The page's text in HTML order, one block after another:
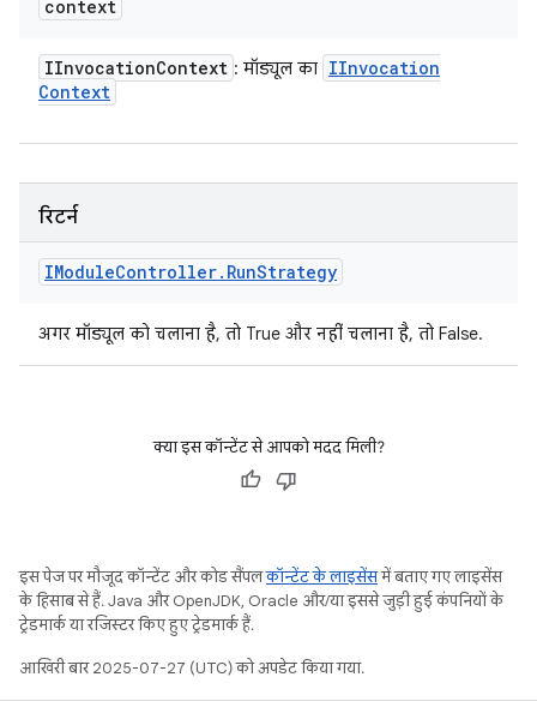
context
IInvocationContext : मॉड्यूल का IInvocation
Context
रिटर्न
IModuleController. RunStrategy
अगर मॉड्यूल को चलाना है, तो True और नहीं चलाना है, तो False.
क्या इस कॉन्टेंट से आपको मदद मिली?
इस पेज पर मौजूद कॉन्टेंट और कोड सैंपलकॉन्टेंट के लाइसेंसमें बताए गए लाइसेंस
के हिसाब से हैं. Java और OpenJDK, Oracle और/या इससे जुड़ी हुई कंपनियों के
ट्रेडमार्क या रजिस्टर किए हुए ट्रेडमार्क हैं.
आखिरी बार 2025-07-27 (UTC) को अपडेट किया गया.